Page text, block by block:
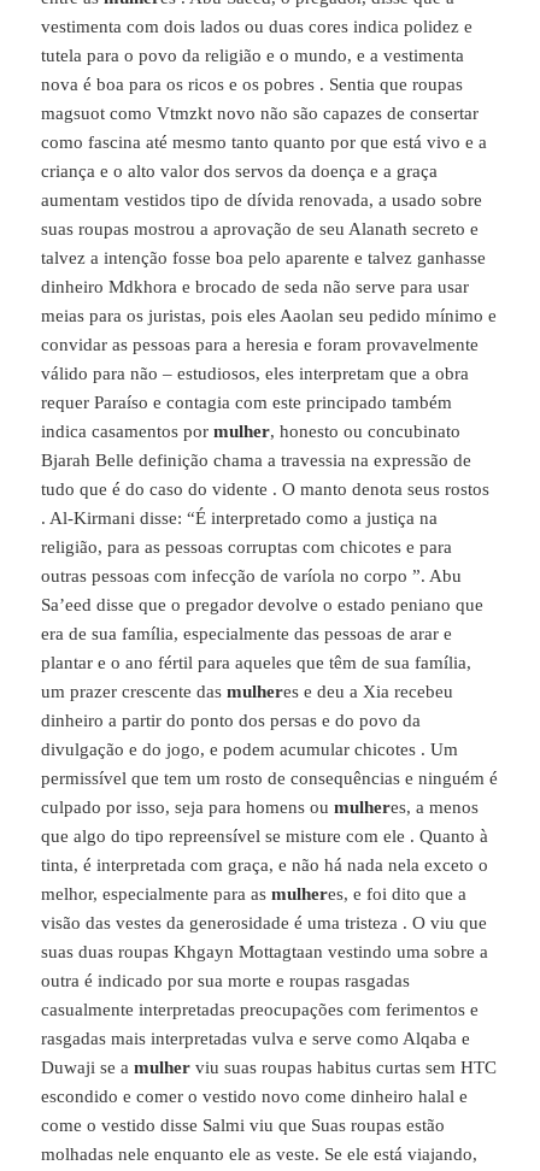
vestimenta com dois lados ou duas cores indica polidez e
tutela para o povo da religião e o mundo, e a vestimenta
nova é boa para os ricos e os pobres . Sentia que roupas
magsuot como Vtmzkt novo não são capazes de consertar
como fascina até mesmo tanto quanto por que está vivo e a
criança e o alto valor dos servos da doença e a graça
aumentam vestidos tipo de dívida renovada, a usado sobre
suas roupas mostrou a aprovação de seu Alanath secreto e
talvez a intenção fosse boa pelo aparente e talvez ganhasse
dinheiro Mdkhora e brocado de seda não serve para usar
meias para os juristas, pois eles Aaolan seu pedido mínimo e
convidar as pessoas para a heresia e foram provavelmente
válido para não – estudiosos, eles interpretam que a obra
requer Paraíso e contagia com este principado também
indica casamentos pormulher, honesto ou concubinato
Bjarah Belle definição chama a travessia na expressão de
tudo que é do caso do vidente . O manto denota seus rostos
. Al-Kirmani disse: “É interpretado como a justiça na
religião, para as pessoas corruptas com chicotes e para
outras pessoas com infecção de varíola no corpo ”. Abu
Sa’eed disse que o pregador devolve o estado peniano que
era de sua família, especialmente das pessoas de arar e
plantar e o ano fértil para aqueles que têm de sua família,
um prazer crescente dasmulheres e deu a Xia recebeu
dinheiro a partir do ponto dos persas e do povo da
divulgação e do jogo, e podem acumular chicotes . Um
permissível que tem um rosto de consequências e ninguém é
culpado por isso, seja para homens oumulheres, a menos
que algo do tipo repreensível se misture com ele . Quanto à
tinta, é interpretada com graça, e não há nada nela exceto o
melhor, especialmente para asmulheres, e foi dito que a
visão das vestes da generosidade é uma tristeza . O viu que
suas duas roupas Khgayn Mottagtaan vestindo uma sobre a
outra é indicado por sua morte e roupas rasgadas
casualmente interpretadas preocupações com ferimentos e
rasgadas mais interpretadas vulva e serve como Alqaba e
Duwaji se amulher viu suas roupas habitus curtas sem HTC
escondido e comer o vestido novo come dinheiro halal e
come o vestido disse Salmi viu que Suas roupas estão
molhadas nele enquanto ele as veste. Se ele está viajando,